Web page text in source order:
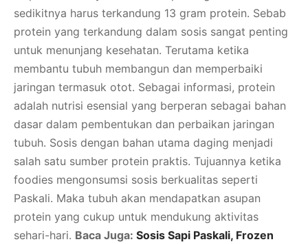
sedikitnya harus terkandung 13 gram protein. Sebab
protein yang terkandung dalam sosis sangat penting
untuk menunjang kesehatan. Terutama ketika
membantu tubuh membangun dan memperbaiki
jaringan termasuk otot. Sebagai informasi, protein
adalah nutrisi esensial yang berperan sebagai bahan
dasar dalam pembentukan dan perbaikan jaringan
tubuh. Sosis dengan bahan utama daging menjadi
salah satu sumber protein praktis. Tujuannya ketika
foodies mengonsumsi sosis berkualitas seperti
Paskali. Maka tubuh akan mendapatkan asupan
protein yang cukup untuk mendukung aktivitas
sehari-hari. Baca Juga: Sosis Sapi Paskali, Frozen